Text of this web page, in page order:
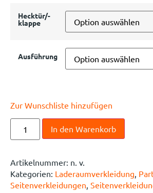
Hecktür/-
klappe
Ausführung
Zur Wunschliste hinzufügen
In den Warenkorb
Artikelnummer: n. v.
Kategorien: Laderaumverkleidung,
Seitenverkleidungen,